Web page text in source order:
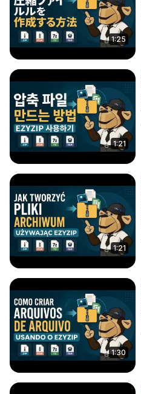
1:25
1:21
1:21
1:30